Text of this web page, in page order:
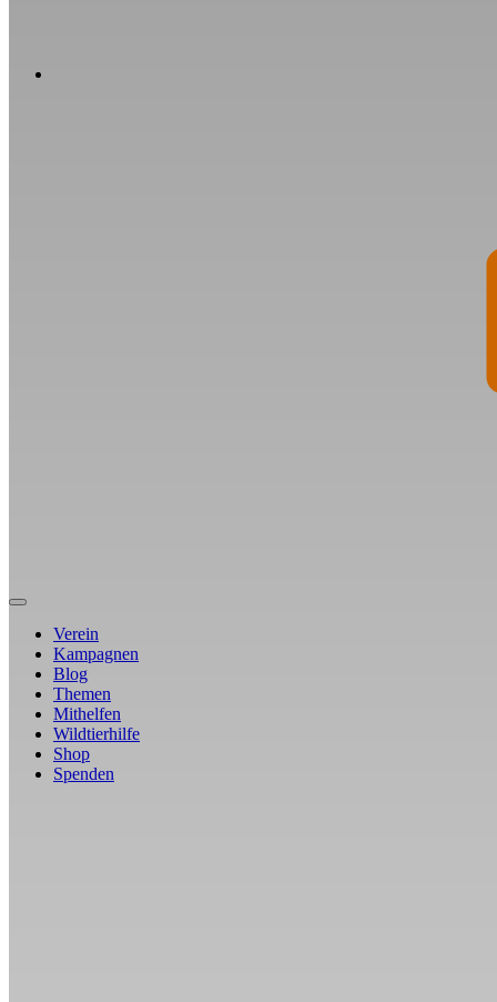
Verein
Kampagnen
Blog
Themen
Mithelfen
Wildtierhilfe
Shop
Spenden